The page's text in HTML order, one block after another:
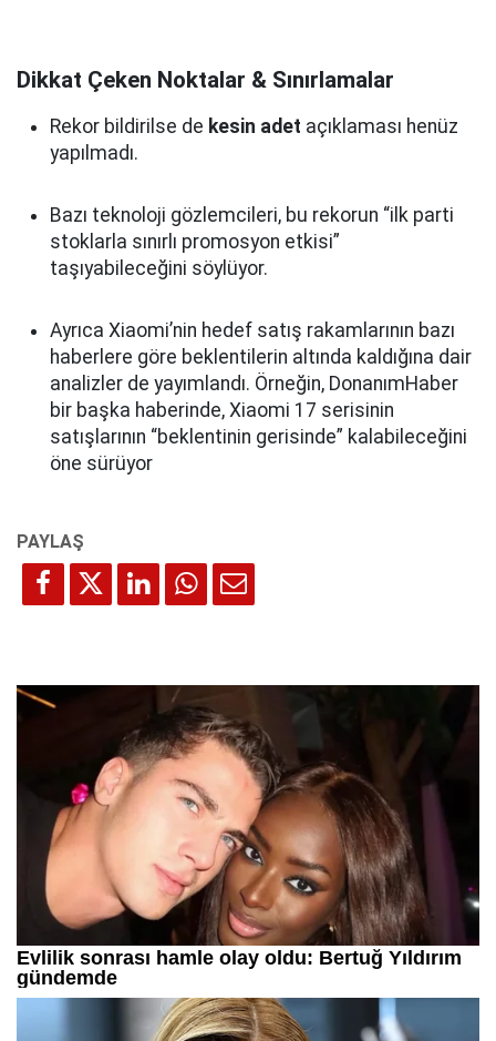
Dikkat Çeken Noktalar & Sınırlamalar
Rekor bildirilse de kesin adet açıklaması henüz
yapılmadı.
Bazı teknoloji gözlemcileri, bu rekorun “ilk parti
stoklarla sınırlı promosyon etkisi”
taşıyabileceğini söylüyor.
Ayrıca Xiaomi’nin hedef satış rakamlarının bazı
haberlere göre beklentilerin altında kaldığına dair
analizler de yayımlandı. Örneğin, DonanımHaber
bir başka haberinde, Xiaomi 17 serisinin
satışlarının “beklentinin gerisinde” kalabileceğini
öne sürüyor